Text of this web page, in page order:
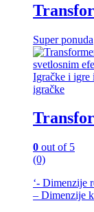
Super ponuda
Igračke i igre
igračke
0 out of 5
(0)
‘- Dimenzije
– Dimenzije